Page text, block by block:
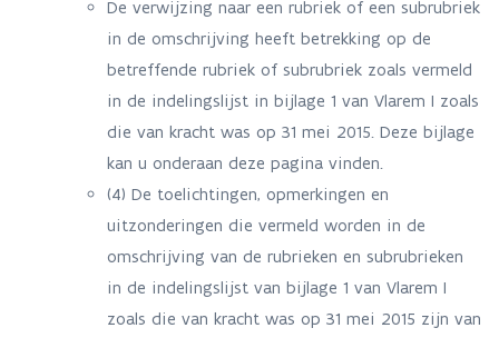
De verwijzing naar een rubriek of een subrubriek
in de omschrijving heeft betrekking op de
betreffende rubriek of subrubriek zoals vermeld
in de indelingslijst in bijlage 1 van Vlarem I zoals
die van kracht was op 31 mei 2015. Deze bijlage
kan u onderaan deze pagina vinden.
(4) De toelichtingen, opmerkingen en
uitzonderingen die vermeld worden in de
omschrijving van de rubrieken en subrubrieken
in de indelingslijst van bijlage 1 van Vlarem I
zoals die van kracht was op 31 mei 2015 zijn van